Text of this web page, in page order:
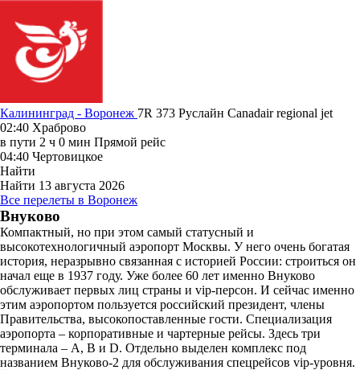
Калининград - Воронеж 7R 373 Руслайн Canadair regional jet
02:40 Храброво
в пути 2 ч 0 мин Прямой рейс
04:40 Чертовицкое
Найти
Найти 13 августа 2026
Все перелеты в Воронеж
Внуково
Компактный, но при этом самый статусный и
высокотехнологичный аэропорт Москвы. У него очень богатая
история, неразрывно связанная с историей России: строиться он
начал еще в 1937 году. Уже более 60 лет именно Внуково
обслуживает первых лиц страны и vip-персон. И сейчас именно
этим аэропортом пользуется российский президент, члены
Правительства, высокопоставленные гости. Специализация
аэропорта – корпоративные и чартерные рейсы. Здесь три
терминала – А, В и D. Отдельно выделен комплекс под
названием Внуково-2 для обслуживания спецрейсов vip-уровня.